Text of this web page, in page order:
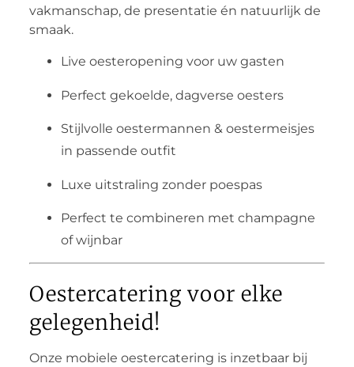
vakmanschap, de presentatie én natuurlijk de
smaak.
Live oesteropening voor uw gasten
Perfect gekoelde, dagverse oesters
Stijlvolle oestermannen & oestermeisjes
in passende outfit
Luxe uitstraling zonder poespas
Perfect te combineren met champagne
of wijnbar
Oestercatering voor elke
gelegenheid!
Onze mobiele oestercatering is inzetbaar bij